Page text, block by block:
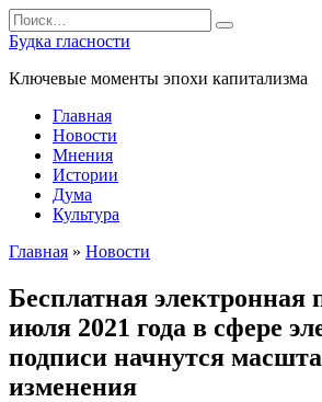
Перейти
к
содержанию
Search
for:
Будка гласности
Ключевые моменты эпохи капитализма
Главная
Новости
Мнения
Истории
Дума
Культура
Главная » Новости
Бесплатная электронная
июля 2021 года в сфере
подписи начнутся
изменения